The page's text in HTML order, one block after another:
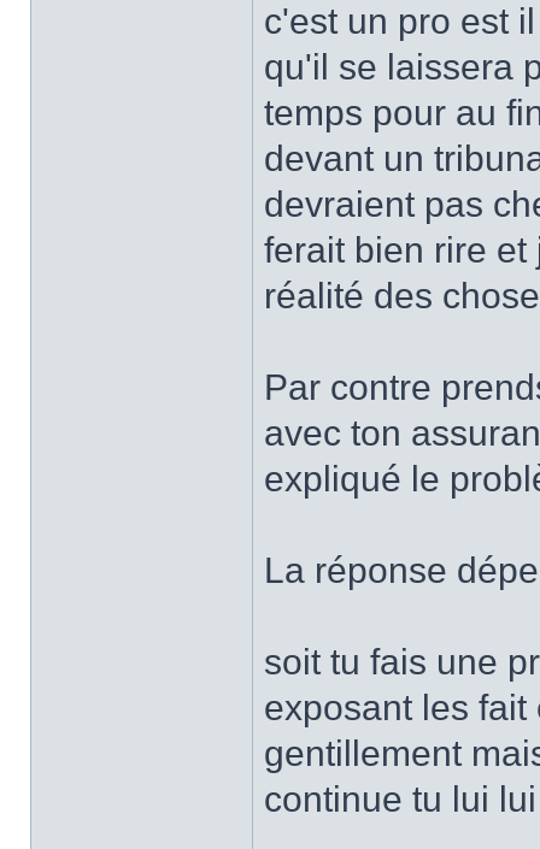
c'est un pro est
qu'il se laissera
temps pour au
devant un
devraient pas
ferait bien rire
réalité des
Par contre
avec ton
expliqué le
La réponse
soit tu fais une
exposant les
gentillement
continue tu lui